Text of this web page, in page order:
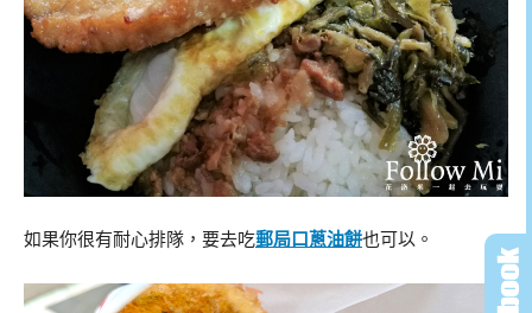
如果你很有耐心排隊，要去吃郵局口蔥油餅也可以。